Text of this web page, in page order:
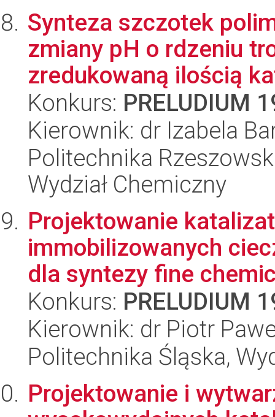
Synteza szczotek
zmiany pH o rdzeniu
zredukowaną ilością
Konkurs: PRELUDIUM
Kierownik: dr Izabela
Politechnika
Wydział Chemiczny
Projektowanie
immobilizowanych
dla syntezy fine
Konkurs: PRELUDIUM
Kierownik: dr Piotr
Politechnika Śląska,
Projektowanie i